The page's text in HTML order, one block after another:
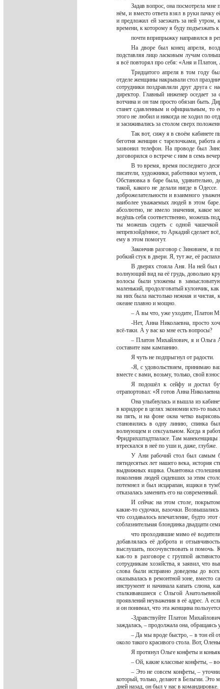
Задав вопрос, она посмотрела мне
нём, и вместо ответа взял в руки пачку
и предложил ей заезжать за ней утром,
времени, к которому я буду подъезжать
почти вприпрыжку направился в
На дворе был конец апреля,
подставляя лицо ласковым лучам
я всё повторял про себя: «Аня и
Тридцатого апреля в том году
отделе женщины накрывали стол
сотрудники поздравляли друг друга с
директор. Главный инженер оседает
вотчина и он там просто обязан быть.
станет сдавленным и официальным, то
этого не любил и никогда не ходил по
и засиживались за столом сверх
Так вот, сижу я в своём кабинете
беготня женщин с тарелочками, работа
зазвонил телефон. На проводе был
договорился о встрече с ним в семь
В то время, время последнего
писатели, художники, работники
Обстановка в баре была, удивительно,
такой, какого не делали нигде в
доброжелательности и взаимного
наиболее уважаемых людей в этом
абсолютно, не имело значения, какое
ведёшь себя соответственно, можешь
ты можешь сидеть с одной
непревзойдённое, то Аркадий сделает
ему в этом помогут.
Закончив разговор с Зиновием, я
робкий стук в двери. Я, тут же, её
В дверях стояла Аня. На ней был
волнующий вид на её грудь, довольно
волосы были уложены в
маленький, продолговатый кулончик,
на них была настолько нежная и
океане плавно и мощно.
– А вы что, уже уходите, Платон
-Нет, Анна Николаевна, просто
всё-таки. А у вас ко мне есть вопросы?
– Платон Михайлович, я и Ольга
составите нам кампанию.
Я чуть не подпрыгнул от радости.
-Я, с удовольствием, принимаю
вместе с вами, возьму, только, свой
Я подошёл к сейфу и достал
отрапортовал: «Я готов Анна
Она улыбнулась и вышла из
в коридоре в целях экономии кто-то
на пять, и на фоне окна четко
становились в одну линию, спинка
волнующем и сексуальном. Когда я
Фридрихштадтпаласе. Там манекенщицы
втрескался в неё по уши и, даже, глубже.
У Ани рабочий стол был самым
пятидесятых лет нашего века, история
выдвижных ящика. Окантовка
поколения людей сидевших за этим
потемнел и был исцарапан, ящики в
отказалась заменить его на современный.
И сейчас на этом столе,
какие-то судочки, вазочки.
что создавалось впечатление, будто
соблазнительная блондинка двадцати
что проходившие мимо её
добавлялась её доброта и
выслушать, посочувствовать и
как-то в разговоре с группой
сотрудникам хозяйства, я заявил, что
слова были исправно доведены до
оказывалась в ремонтной зоне, вместо
инструмент и начинала капать слюна,
сталкивавшиеся с Ольгой
проявлений неуважения в её адрес. А
и он понимал, что эта женщина
-Здравствуйте Платон
заждалась, – продолжала она,
– Да мы вроде быстро, – в тон ей
около такого красивого стола. Вот,
Я протянул Ольге конфеты и
– Ой, какие классные конфеты, –
– Это не совсем конфеты, –
который, только, делают в Бельгии. Это
дней назад, он был у нас в